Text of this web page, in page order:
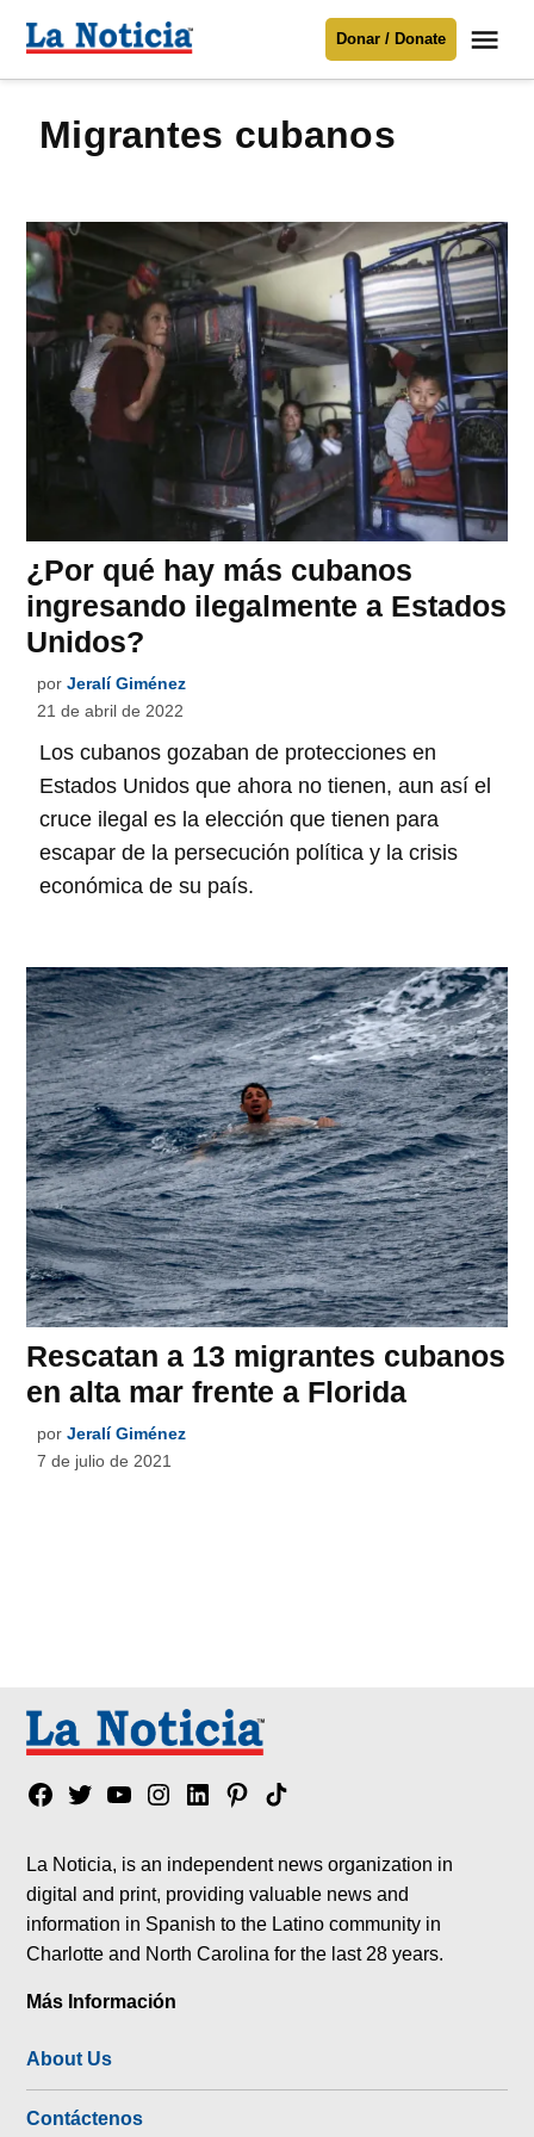
Para mantenerte informado necesitamos
contenido
Noticia
Donar / Donate
migrantes cubanos
¿Por qué hay más cubanos
ingresando ilegalmente a Estados
Unidos?
por Jeralí Giménez
21 de abril de 2022
Los cubanos gozaban de protecciones en
Estados Unidos que ahora no tienen, aun así el
cruce ilegal es la elección que tienen para
escapar de la persecución política y la crisis
económica de su país.
Rescatan a 13 migrantes cubanos
en alta mar frente a Florida
por Jeralí Giménez
7 de julio de 2021
Facebook
TwitterYouTubeInstagram
LinkedinPinterest
Tik
La Noticia, is an independent news organization in
digital and print, providing valuable news and
information in Spanish to the Latino community in
Charlotte and North Carolina for the last 28 years.
Más Información
About Us
Contáctenos